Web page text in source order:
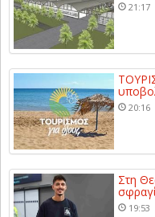
21:17
20:16
Στη
19:53